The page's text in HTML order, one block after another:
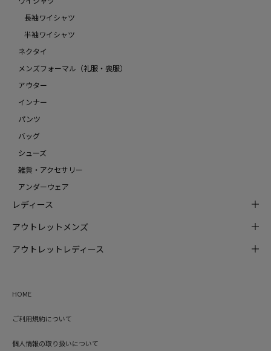
長袖ワイシャツ
半袖ワイシャツ
ネクタイ
メンズフォーマル（礼服・喪服）
アウター
インナー
パンツ
バッグ
シューズ
雑貨・アクセサリー
アンダーウェア
レディース
アウトレットメンズ
アウトレットレディース
HOME
ご利用規約について
個人情報の取り扱いについて